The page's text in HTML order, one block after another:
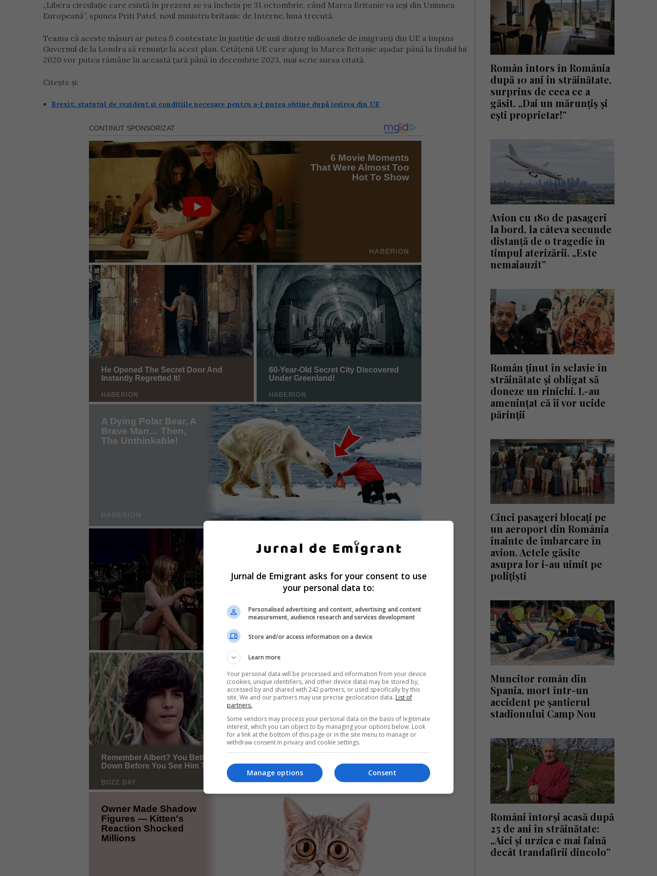
„Libera circulaţie care există în prezent se va încheia pe 31 octombrie, când Marea Britanie va ieşi din Uniunea
Europeană”, spunea Priti Patel, noul ministru britanic de Interne, luna trecută.
Teama că aceste măsuri ar putea fi contestate în justiţie de unii dintre milioanele de imigranţi din UE a împins
Guvernul de la Londra să renunțe la acest plan. Cetăţenii UE care ajung în Marea Britanie așadar până la finalul lui
2020 vor putea rămâne în această ţară până în decembrie 2023, mai scrie sursa citată.
Citește și:
Brexit: statutul de rezident și condițiile necesare pentru a-l putea obține după ieșirea din UE
Român întors în România
după 10 ani în străinătate,
surprins de ceea ce a
găsit. „Dai un mărunțiș și
ești proprietar!”
Avion cu 180 de pasageri
la bord, la câteva secunde
distanță de o tragedie în
timpul aterizării. „Este
nemaiauzit”
Român ținut în sclavie în
străinătate și obligat să
doneze un rinichi. L-au
amenințat că îi vor ucide
părinții
Cinci pasageri blocați pe
un aeroport din România
înainte de îmbarcare în
avion. Actele găsite
asupra lor i-au uimit pe
polițiști
Muncitor român din
Spania, mort într-un
accident pe șantierul
stadionului Camp Nou
Români întorși acasă după
25 de ani în străinătate:
„Aici și urzica e mai faină
decât trandafirii dincolo”
Jurnal de Emigrant asks for your consent to use
your personal data to:
Personalised advertising and content, advertising and content
measurement, audience research and services development
Store and/or access information on a device
Learn more
Your personal data will be processed and information from your device
(cookies, unique identifiers, and other device data) may be stored by,
accessed by and shared with 242 partners, or used specifically by this
site. We and our partners may use precise geolocation data. List of
partners.
Some vendors may process your personal data on the basis of legitimate
interest, which you can object to by managing your options below. Look
for a link at the bottom of this page or in the site menu to manage or
withdraw consent in privacy and cookie settings.
Consent
Manage options